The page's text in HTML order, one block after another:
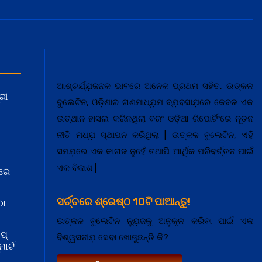
ଆଶ୍ଚର୍ଯ୍ଯ଼ଜନକ ଭାବରେ ଅନେକ ପ୍ରଥମ ସହିତ, ଉତ୍କଳ
ବୁଲେଟିନ, ଓଡ଼ିଶାର ଗଣମାଧ୍ଯ଼ମ ବ୍ଯ଼ବସାଯ଼ରେ କେବଳ ଏକ
ଉତ୍ଥାନ ହାସଲ କରିନଥିଲା ବରଂ ଓଡ଼ିଆ ରିପୋର୍ଟିଂରେ ନୂତନ
ନୀତି ମଧ୍ଯ଼ ସ୍ଥାପନ କରିଥିଲା | ଉତ୍କଳ ବୁଲେଟିନ, ଏହି
ସମଯ଼ରେ ଏକ କାଗଜ ନୁହେଁ ତଥାପି ଆର୍ଥିକ ପରିବର୍ତ୍ତନ ପାଇଁ
ଏକ ବିକାଶ |
ସର୍ଚ୍ଚରେ ଶ୍ରେଷ୍ଠ 10ଟି ପାଆନ୍ତୁ!
ଉତ୍କଳ ବୁଲେଟିନ ନ୍ଯ଼ୁଜକୁ ଅନୁକୂଳ କରିବା ପାଇଁ ଏକ
ବିଶ୍ୱସନୀଯ଼ ସେବା ଖୋଜୁଛନ୍ତି କି?